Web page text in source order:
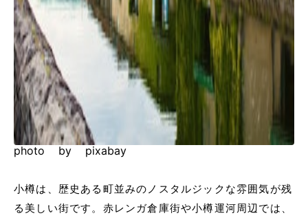
photo by pixabay
小樽は、歴史ある町並みのノスタルジックな雰囲気が残
る美しい街です。赤レンガ倉庫街や小樽運河周辺では、